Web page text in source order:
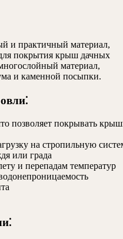
и практичный материал,
покрытия крыш дачных
материал,
и каменной посыпки.
позволяет покрывать
на стропильную
или града
и перепадам температур